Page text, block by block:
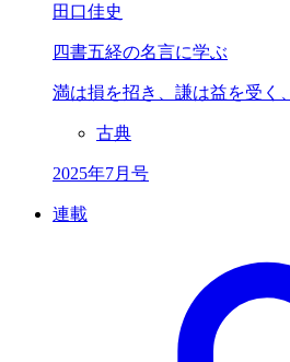
田口佳史
四書五経の名言に学ぶ
満は損を招き、 謙は益を受く、
古典
2025年7月号
連載